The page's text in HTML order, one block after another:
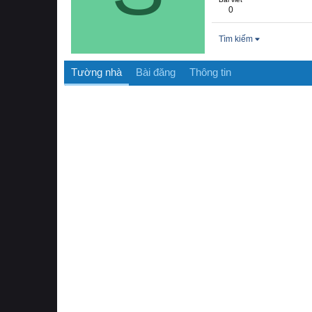
0
Tìm kiếm
Tường nhà Bài đăng Thông tin